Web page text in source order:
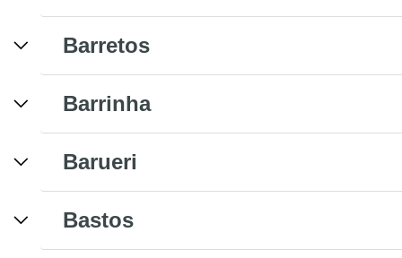
Barretos
Barrinha
Barueri
Bastos